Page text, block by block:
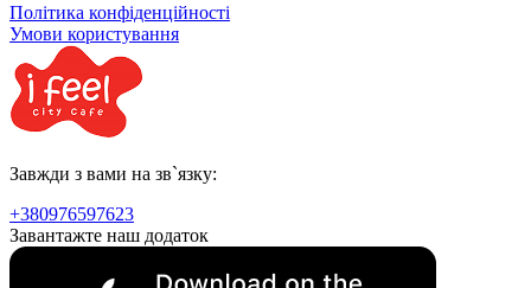
Політика конфіденційності
Умови користування
Завжди з вами на зв`язку:
+380976597623
Завантажте наш додаток